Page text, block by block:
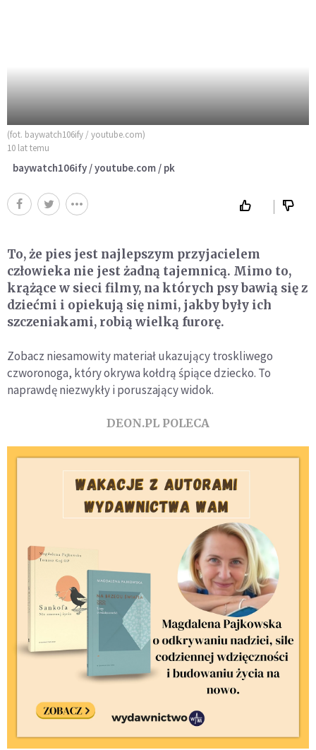
(fot. baywatch106ify / youtube.com)
10 lat temu
baywatch106ify / youtube.com / pk
To, że pies jest najlepszym przyjacielem
człowieka nie jest żadną tajemnicą. Mimo to,
krążące w sieci filmy, na których psy bawią się z
dziećmi i opiekują się nimi, jakby były ich
szczeniakami, robią wielką furorę.
Zobacz niesamowity materiał ukazujący troskliwego
czworonoga, który okrywa kołdrą śpiące dziecko. To
naprawdę niezwykły i poruszający widok.
DEON.PL POLECA